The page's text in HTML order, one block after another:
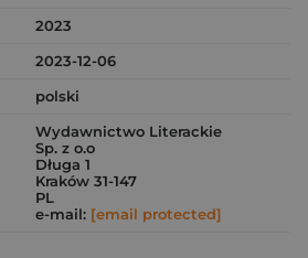
2023
2023-12-06
polski
Wydawnictwo Literackie
Sp. z o.o
Długa 1
Kraków 31-147
PL
e-mail: [email protected]